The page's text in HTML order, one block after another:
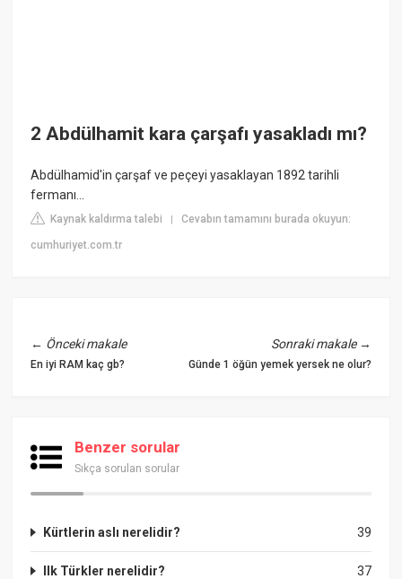
2 Abdülhamit kara çarşafı yasakladı mı?
Abdülhamid'in çarşaf ve peçeyi yasaklayan 1892 tarihli
fermanı...
Kaynak kaldırma talebi |Cevabın tamamını burada okuyun:
cumhuriyet.com.tr
← Önceki makale
En iyi RAM kaç gb?
Sonraki makale→
Günde 1 öğün yemek yersek ne olur?
Benzer sorular
Sıkça sorulan sorular
39
Kürtlerin aslı nerelidir?
37
Ilk Türkler nerelidir?